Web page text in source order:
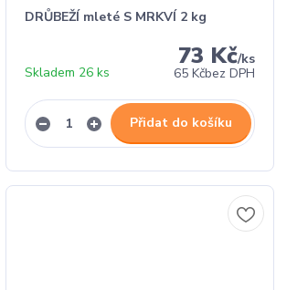
DRŮBEŽÍ mleté S MRKVÍ 2 kg
73 Kč/ks
65 Kčbez DPH
Skladem 26 ks
Přidat do košíku